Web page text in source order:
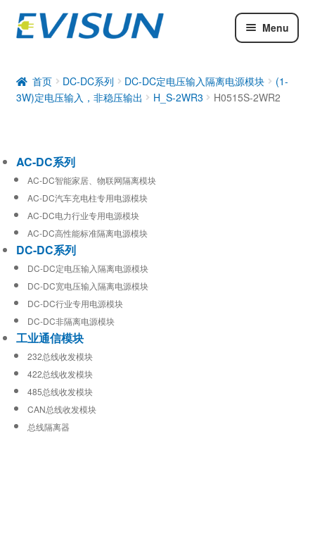
Menu
DC-DC系列
工业通信模块
首页 DC-DC系列 DC-DC定电压输入隔离电源模块
(1-
3W)定电压输入，非稳压输出
H_S-2WR3 H0515S-2WR2
AC-DC系列
AC-DC智能家居、物联网隔离模块
AC-DC汽车充电柱专用电源模块
AC-DC电力行业专用电源模块
AC-DC高性能标准隔离电源模块
DC-DC系列
DC-DC定电压输入隔离电源模块
DC-DC宽电压输入隔离电源模块
DC-DC行业专用电源模块
DC-DC非隔离电源模块
工业通信模块
232总线收发模块
422总线收发模块
485总线收发模块
CAN总线收发模块
总线隔离器